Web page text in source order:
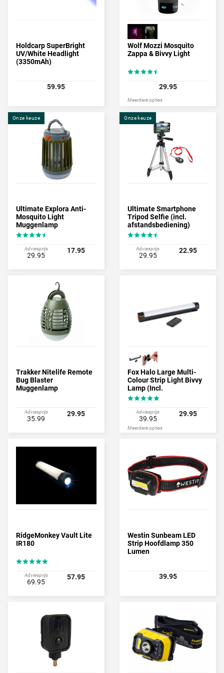
Holdcarp SuperBright
UV/White Headlight
(3350mAh)
59.95
Wolf Mozzi Mosquito
Zappa & Bivvy Light
29.95
Meerdere opties
Onze keuze
Ultimate Explora Anti-
Mosquito Light
Muggenlamp
Adviesprijs
29.95
17.95
Onze keuze
Ultimate Smartphone
Tripod Selfie (incl.
afstandsbediening)
Adviesprijs
29.95
22.95
Trakker Nitelife Remote
Bug Blaster
Muggenlamp
Adviesprijs
35.99
29.95
Fox Halo Large Multi-
Colour Strip Light Bivvy
Lamp (Incl.
Afstandsbediening)
Adviesprijs
39.95
29.95
Meerdere opties
RidgeMonkey Vault Lite
IR180
Adviesprijs
69.95
57.95
Westin Sunbeam LED
Strip Hoofdlamp 350
Lumen
39.95